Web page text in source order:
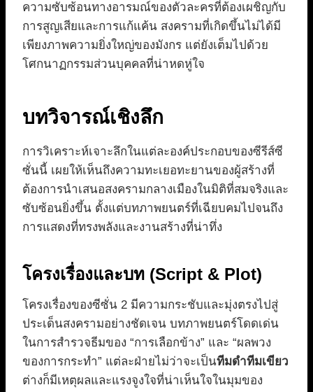
ความซับซ้อนทางอารมณ์ของตัวละครที่ต้องเผชิญกับ
การสูญเสียและการแก้แค้น สงครามที่เกิดขึ้นไม่ได้มี
เพียงภาพความยิ่งใหญ่ของมังกร แต่ยังเต็มไปด้วย
โศกนาฏกรรมส่วนบุคคลที่น่าหดหู่ใจ
บทวิจารณ์เชิงลึก
การวิเคราะห์เจาะลึกในแต่ละองค์ประกอบของซีรีส์ซี
ซั่นนี้ เผยให้เห็นถึงความทะเยอทะยานของผู้สร้างที่
ต้องการนำเสนอสงครามกลางเมืองในมิติที่สมจริงและ
ซับซ้อนยิ่งขึ้น ตั้งแต่บทภาพยนตร์ที่เฉียบคมไปจนถึง
การแสดงที่ทรงพลังและงานสร้างที่น่าทึ่ง
โครงเรื่องและบท (Script & Plot)
โครงเรื่องของซีซั่น 2 มีความกระชับและมุ่งตรงไปสู่
ประเด็นสงครามอย่างชัดเจน บทภาพยนตร์โดดเด่น
ในการสำรวจธีมของ “การเลือกข้าง” และ “ผลพวง
ของการกระทำ” แต่ละฝ่ายไม่ว่าจะเป็นทีมดำทีมเขียว
ต่างก็มีเหตุผลและแรงจูงใจที่น่าเห็นใจในมุมของ